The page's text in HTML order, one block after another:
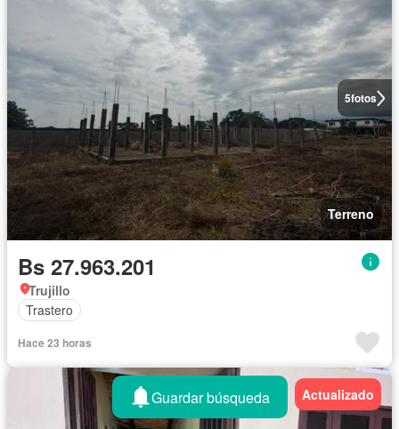
5fotos
Terreno
Bs 27.963.201
Trujillo
Trastero
Hace 23 horas
Actualizado
Guardar búsqueda